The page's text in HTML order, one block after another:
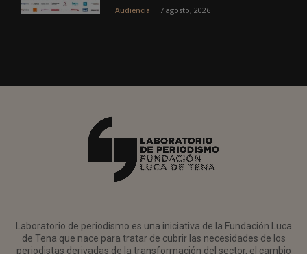
Audiencia 7 agosto, 2026
Laboratorio de periodismo es una iniciativa de la Fundación Luca
de Tena que nace para tratar de cubrir las necesidades de los
periodistas derivadas de la transformación del sector, el cambio